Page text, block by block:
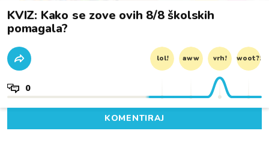
KVIZ: Kako se zove ovih 8/8 školskih
pomagala?
lol! aww vrh! woot?!
0
KOMENTIRAJ